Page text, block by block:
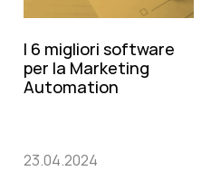
I 6 migliori software
per la Marketing
Automation
23.04.2024